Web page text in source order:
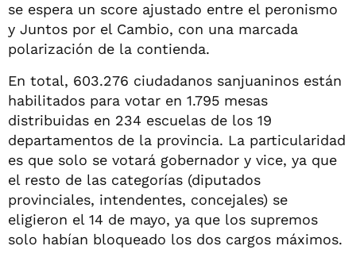
se espera un score ajustado entre el peronismo
y Juntos por el Cambio, con una marcada
polarización de la contienda.
En total, 603.276 ciudadanos sanjuaninos están
habilitados para votar en 1.795 mesas
distribuidas en 234 escuelas de los 19
departamentos de la provincia. La particularidad
es que solo se votará gobernador y vice, ya que
el resto de las categorías (diputados
provinciales, intendentes, concejales) se
eligieron el 14 de mayo, ya que los supremos
solo habían bloqueado los dos cargos máximos.